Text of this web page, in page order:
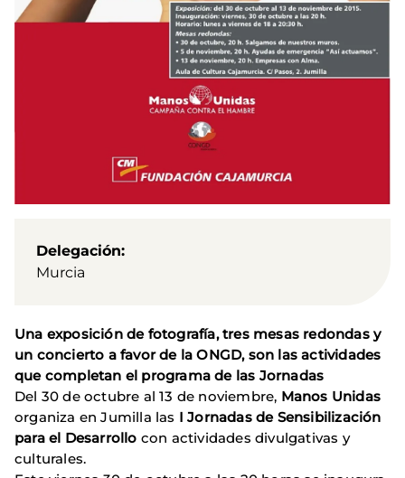
Delegación
Murcia
Una exposición de fotografía, tres mesas redondas y
un concierto a favor de la ONGD, son las actividades
que completan el programa de las Jornadas
Del 30 de octubre al 13 de noviembre, Manos Unidas
organiza en Jumilla las I Jornadas de Sensibilización
para el Desarrollo con actividades divulgativas y
culturales.